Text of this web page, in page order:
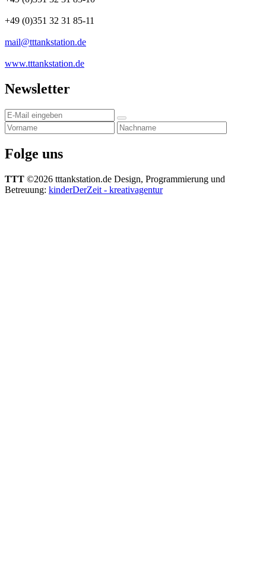
+49 (0)351 32 31 85-11
mail@tttankstation.de
www.tttankstation.de
Newsletter
Folge uns
TTT ©2026 tttankstation.de Design, Programmierung und
Betreuung: kinderDerZeit - kreativagentur